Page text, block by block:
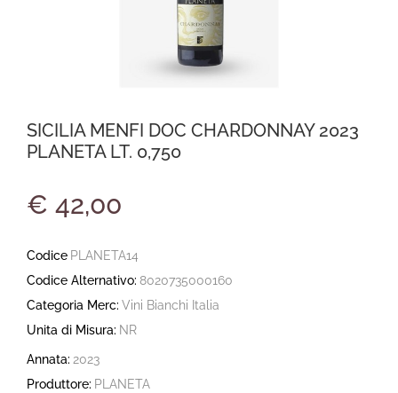
SICILIA MENFI DOC CHARDONNAY 2023
PLANETA LT. 0,750
€ 42,00
Codice PLANETA14
Codice Alternativo: 8020735000160
Categoria Merc: Vini Bianchi Italia
Unita di Misura: NR
Annata: 2023
Produttore: PLANETA